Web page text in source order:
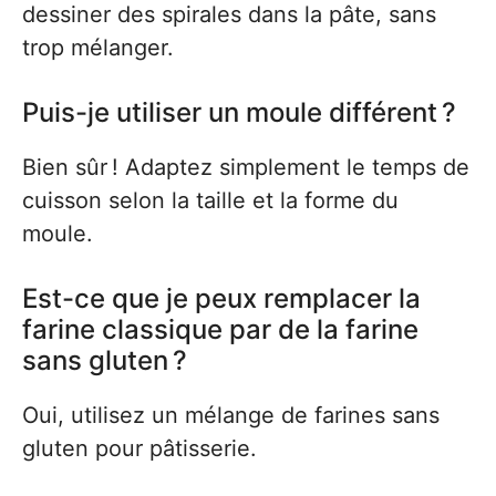
dessiner des spirales dans la pâte, sans
trop mélanger.
Puis-je utiliser un moule différent ?
Bien sûr ! Adaptez simplement le temps de
cuisson selon la taille et la forme du
moule.
Est-ce que je peux remplacer la
farine classique par de la farine
sans gluten ?
Oui, utilisez un mélange de farines sans
gluten pour pâtisserie.